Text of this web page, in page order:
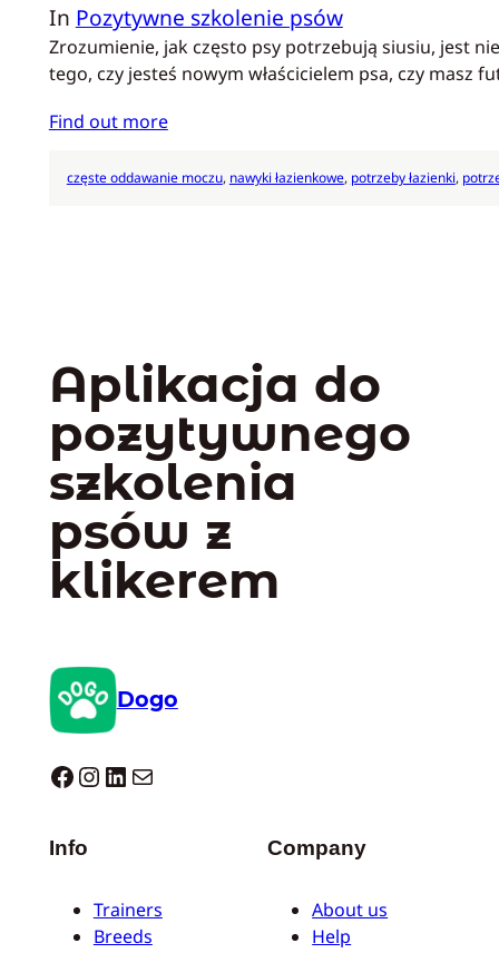
In Pozytywne szkolenie psów
Zrozumienie, jak często psy potrzebują siusiu, jest
tego, czy jesteś nowym właścicielem psa, czy
Find out more
częste oddawanie moczu, nawyki łazienkowe, potrzeby łazienki,
Aplikacja do
pozytywnego
szkolenia
psów z
klikerem
Dogo
Dogo facebook InstagramLinkedIn Mail
Info
Trainers
Breeds
Company
About us
Help